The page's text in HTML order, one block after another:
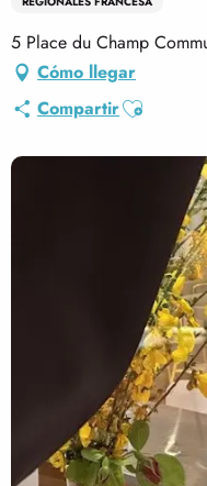
5 Place du Champ
Cómo llegar
CompartirAjouter aux